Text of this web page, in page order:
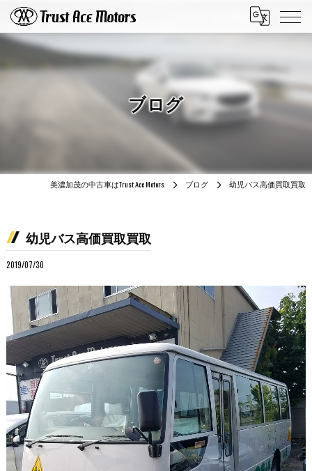
ブログ
美濃加茂の中古車はTrust Ace Motors ブログ 幼児バス高価買取買取
幼児バス高価買取買取
2019/07/30